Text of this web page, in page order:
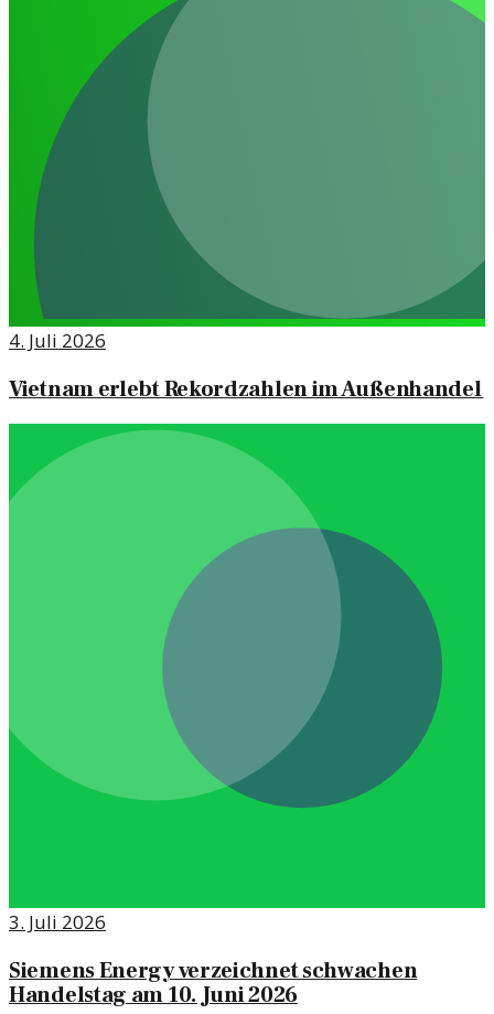
4. Juli 2026
Vietnam erlebt Rekordzahlen im Außenhandel
3. Juli 2026
Siemens Energy verzeichnet schwachen
Handelstag am 10. Juni 2026